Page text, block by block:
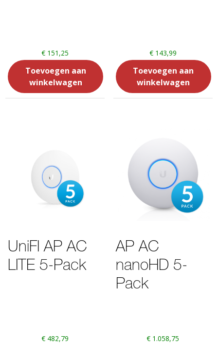
€ 151,25
Toevoegen aan
winkelwagen
€143,99
Toevoegen aan
winkelwagen
UniFI AP AC
LITE 5-Pack
€ 482,79
AP AC
nanoHD 5-
Pack
€ 1.058,75